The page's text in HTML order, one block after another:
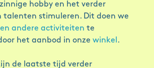
hobby en het verder
talenten stimuleren. Dit doen we
andere activiteiten te
het aanbod in onze winkel .
de laatste tijd verder